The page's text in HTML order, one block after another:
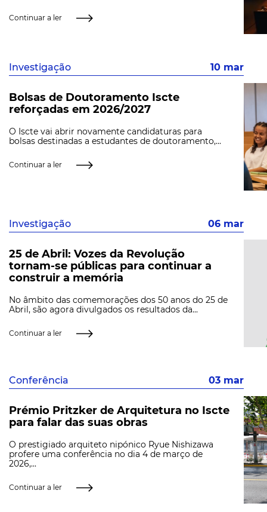
Continuar a ler
Investigação 10 mar
Bolsas de Doutoramento Iscte
reforçadas em 2026/2027
O Iscte vai abrir novamente candidaturas para
bolsas destinadas a estudantes de doutoramento,...
Continuar a ler
Investigação 06 mar
25 de Abril: Vozes da Revolução
tornam-se públicas para continuar a
construir a memória
No âmbito das comemorações dos 50 anos do 25 de
Abril, são agora divulgados os resultados da...
Continuar a ler
Conferência 03 mar
Prémio Pritzker de Arquitetura no Iscte
para falar das suas obras
O prestigiado arquiteto nipónico Ryue Nishizawa
profere uma conferência no dia 4 de março de
2026,...
Continuar a ler